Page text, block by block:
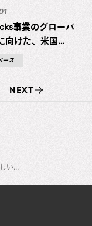
NEXT
事業のグローバ
向けた、米国
の買収に関するお
ース
い...